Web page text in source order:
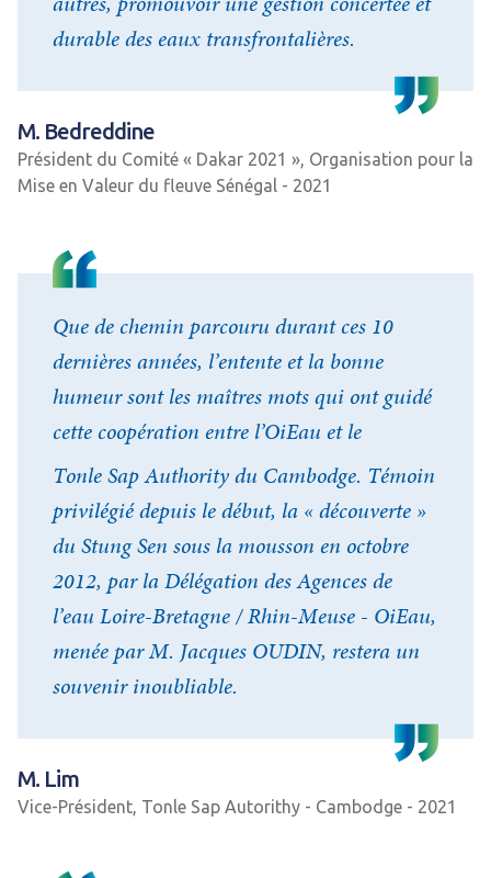
durable des eaux transfrontalières.
M. Bedreddine
Président du Comité « Dakar 2021 », Organisation pour la
Mise en Valeur du fleuve Sénégal - 2021
Que de chemin parcouru durant ces 10
dernières années, l’entente et la bonne
humeur sont les maîtres mots qui ont guidé
cette coopération entre l’OiEau et le
Tonle Sap Authority du Cambodge. Témoin
privilégié depuis le début, la « découverte »
du Stung Sen sous la mousson en octobre
2012, par la Délégation des Agences de
l’eau Loire-Bretagne / Rhin-Meuse - OiEau,
menée par M. Jacques OUDIN, restera un
souvenir inoubliable.
M. Lim
Vice-Président, Tonle Sap Autorithy - Cambodge - 2021